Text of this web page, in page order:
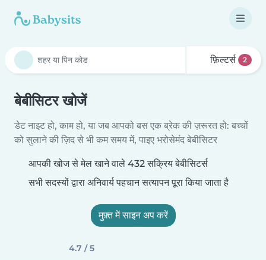
फ़िल्टर्स 2
बेबीसिटर खोजें
डेट नाइट हो, काम हो, या जब आपको बस एक ब्रेक की ज़रूरत हो: बच्चों
को सुलाने की ज़िद से भी कम समय में, पाइए भरोसेमंद बेबीसिटर
आपकी खोज से मेल खाने वाले 432 सक्रिय बेबीसिटर्स
सभी सदस्यों द्वारा अनिवार्य पहचान सत्यापन पूरा किया जाता है
मुफ़्त में साइन अप करें
4.7 / 5